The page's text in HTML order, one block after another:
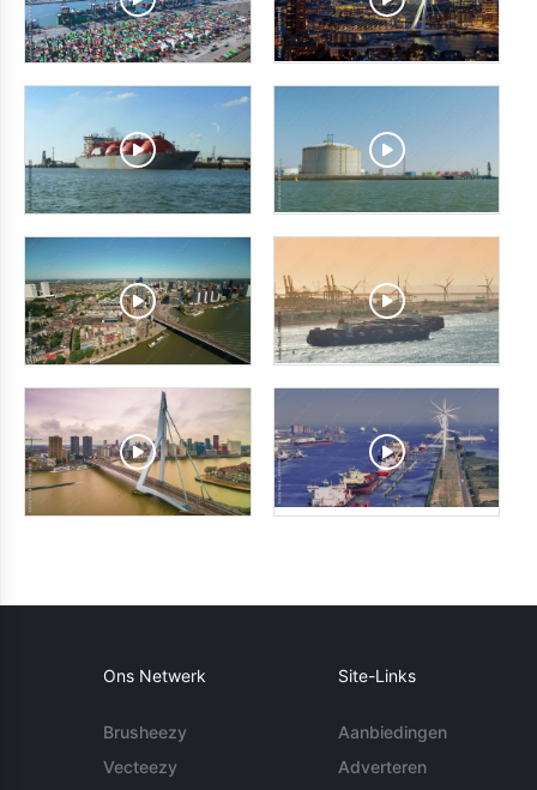
Ons Netwerk
Brusheezy
Vecteezy
Site-Links
Aanbiedingen
Adverteren